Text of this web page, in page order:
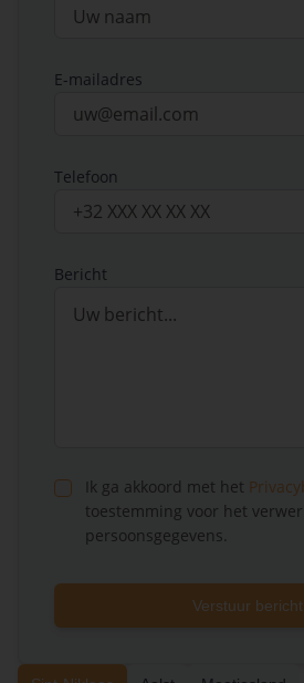
E-mailadres
Telefoon
Bericht
Ik ga akkoord met het
toestemming voor het
persoonsgegevens.
Verstuur bericht